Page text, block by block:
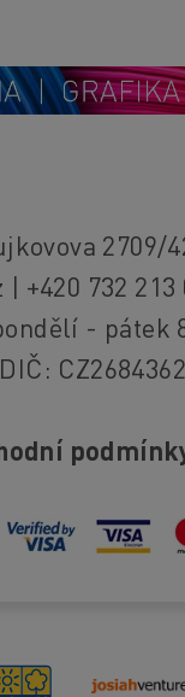
2709/
| +420 732
- pátek